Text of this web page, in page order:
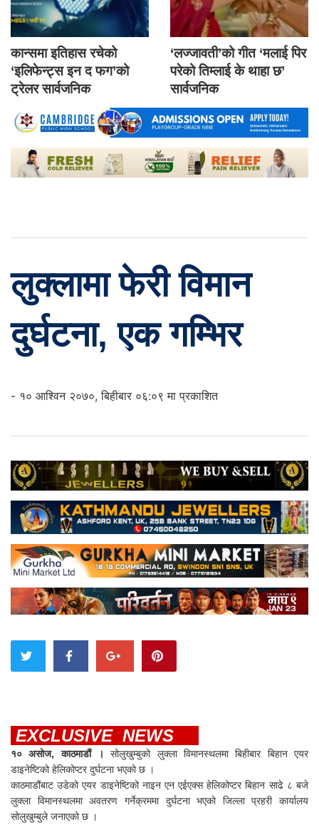
कान्समा इतिहास रचेको
‘इलिफेन्ट्स इन द फग’को
ट्रेलर सार्वजनिक
‘लज्जावती’को गीत ‘मलाई पिर
परेको तिम्लाई के थाहा छ’
सार्वजनिक
लुक्लामा फेरी विमान
दुर्घटना, एक गम्भिर
- १० आश्विन २०७०, बिहीबार ०६:०९ मा प्रकाशित
EXCLUSIVE NEWS
१० असोज, काठमाडौं ।सोलुखुम्बुको लुक्ला विमानस्थलमा बिहीबार बिहान एयर
डाइनेष्टिको हेलिकोप्टर दुर्घटना भएको छ ।
काठमाडौंबाट उडेको एयर डाइनेष्टिको नाइन एन एईएक्स हेलिकोप्टर बिहान साढे ८ बजे
लुक्ला विमानस्थलमा अवतरण गर्नेक्रममा दुर्घटना भएको जिल्ला प्रहरी कार्यालय
सोलुखुम्बुले जनाएको छ ।